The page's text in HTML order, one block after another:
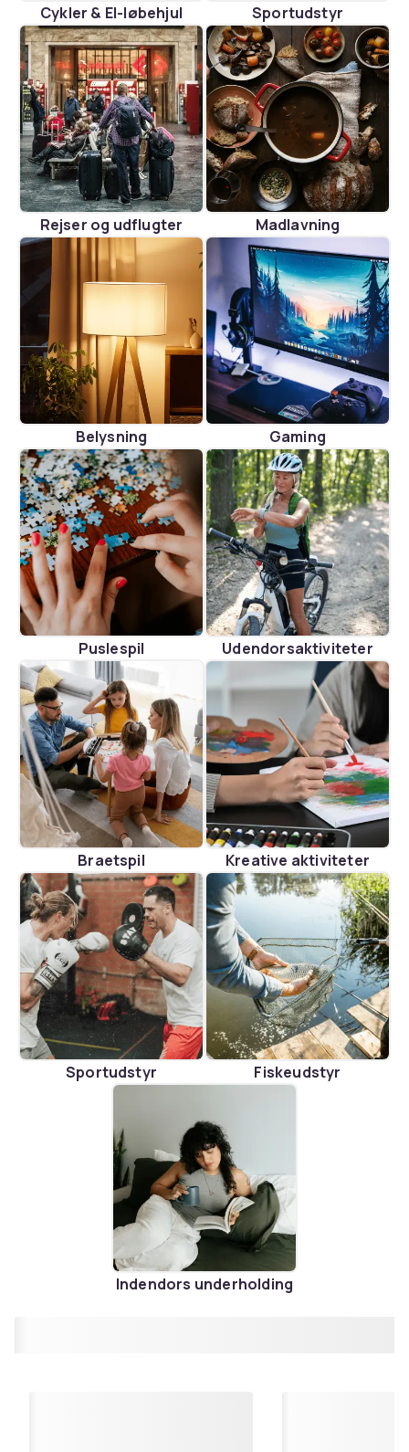
Cykler & El-løbehjul Sportudstyr
Rejser og udflugter Madlavning
Belysning Gaming
Puslespil Udendorsaktiviteter
Braetspil Kreative aktiviteter
Sportudstyr Fiskeudstyr
Indendors underholding